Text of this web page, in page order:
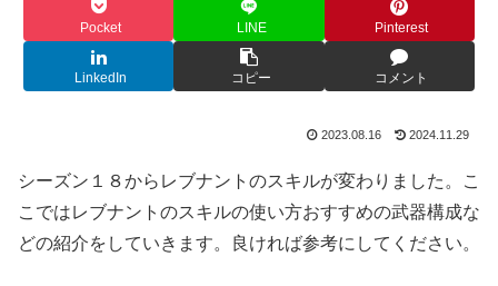
Pocket LINE Pinterest
LinkedIn コピー コメント
2023.08.16 2024.11.29
シーズン１８からレブナントのスキルが変わりました。こ
こではレブナントのスキルの使い方おすすめの武器構成な
どの紹介をしていきます。良ければ参考にしてください。